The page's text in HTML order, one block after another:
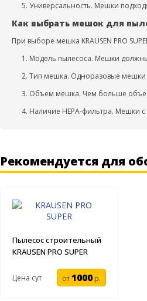
Универсальность. Мешки
Как выбрать мешок для
При выборе мешка KRAUSEN PRO
Модель пылесоса. Мешки
Тип мешка. Одноразовые мешки
Объем мешка. Чем больше
Наличие HEPA-фильтра. Мешки
Рекомендуется для
Пылесос строительный
KRAUSEN PRO SUPER
Цена сут от1000р.